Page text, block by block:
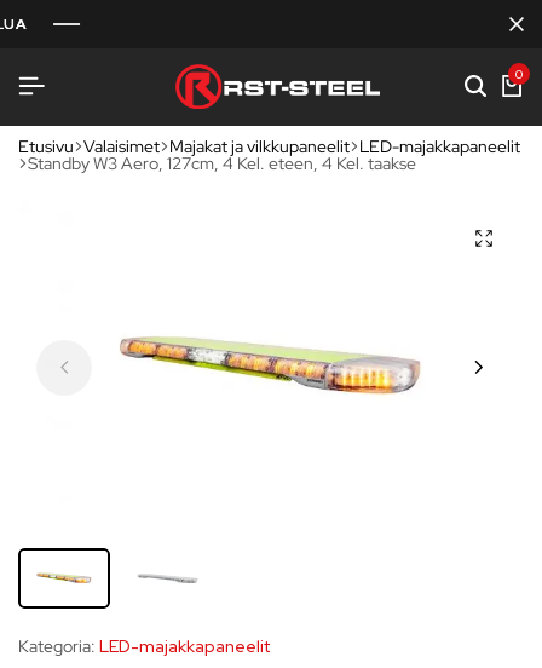
0
Etusivu Valaisimet Majakat ja vilkkupaneelit LED-majakkapaneelit
Standby W3 Aero, 127cm, 4 Kel. eteen, 4 Kel. taakse
Kategoria: LED-majakkapaneelit